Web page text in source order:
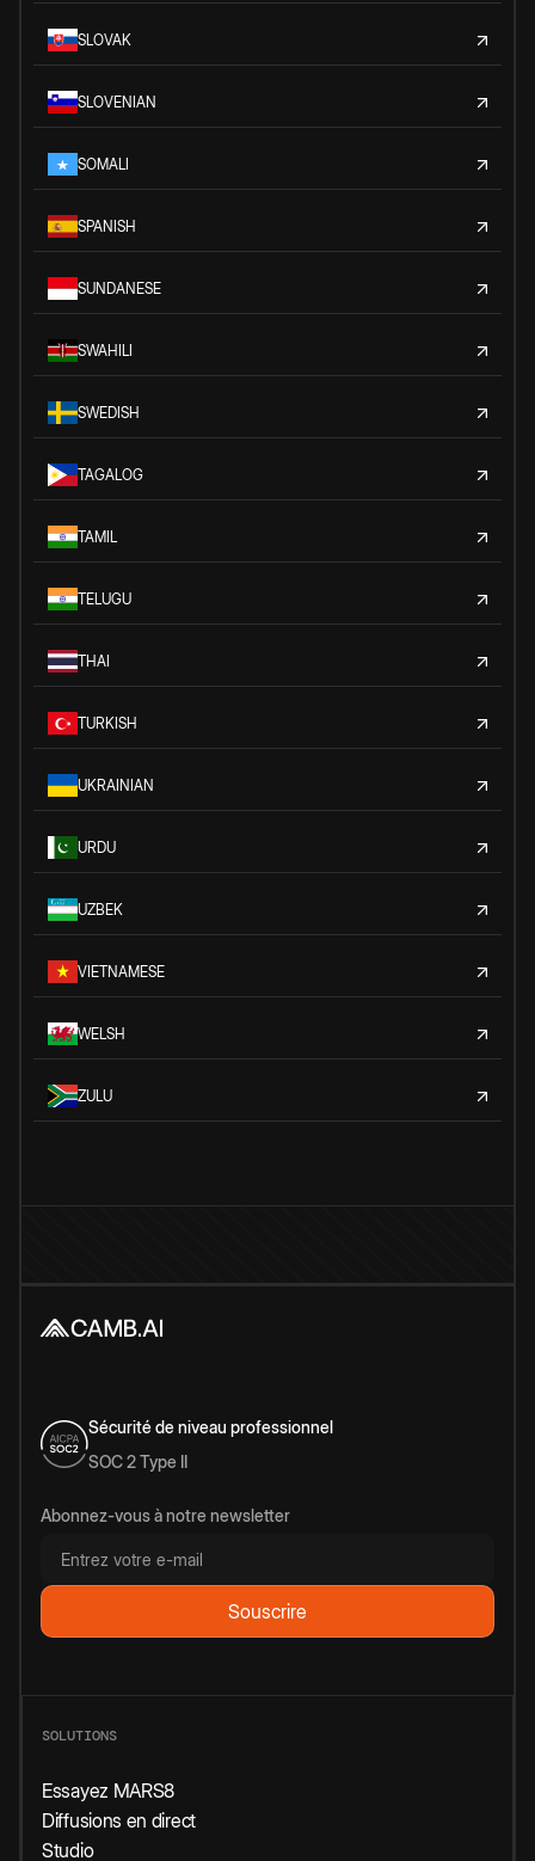
SLOVAK
SLOVENIAN
SOMALI
SPANISH
SUNDANESE
SWAHILI
SWEDISH
TAGALOG
TAMIL
TELUGU
THAI
TURKISH
UKRAINIAN
URDU
UZBEK
VIETNAMESE
WELSH
ZULU
Sécurité de niveau professionnel
SOC 2 Type II
Abonnez-vous à notre newsletter
SOLUTIONS
Essayez MARS8
Diffusions en direct
Studio